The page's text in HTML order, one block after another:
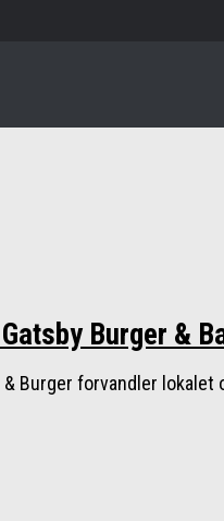
Burger &
Burger forvandler